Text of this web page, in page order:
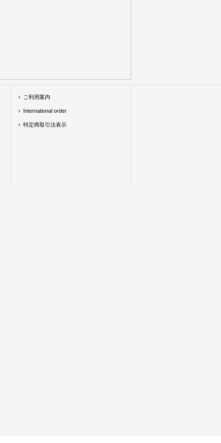
ご利用案内
International order
特定商取引法表示